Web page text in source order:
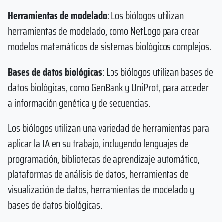
Herramientas de modelado: Los biólogos utilizan
herramientas de modelado, como NetLogo para crear
modelos matemáticos de sistemas biológicos complejos.
Bases de datos biológicas: Los biólogos utilizan bases de
datos biológicas, como GenBank y UniProt, para acceder
a información genética y de secuencias.
Los biólogos utilizan una variedad de herramientas para
aplicar la IA en su trabajo, incluyendo lenguajes de
programación, bibliotecas de aprendizaje automático,
plataformas de análisis de datos, herramientas de
visualización de datos, herramientas de modelado y
bases de datos biológicas.